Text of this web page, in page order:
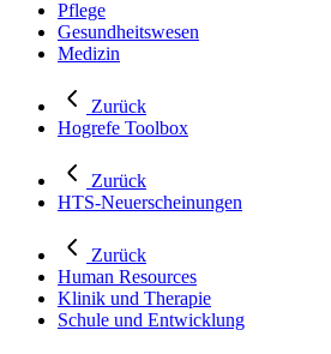
Pflege
Gesundheitswesen
Medizin
Zurück
Hogrefe Toolbox
Zurück
HTS-Neuerscheinungen
Zurück
Human Resources
Klinik und Therapie
Schule und Entwicklung